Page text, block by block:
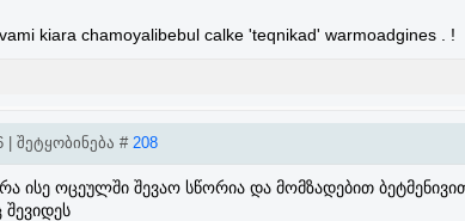
kiara chamoyalibebul calke 'teqnikad' warmoadgines . !
| შეტყობინება # 208
ისე ოცეულში შევაო სწორია და მომზადებით